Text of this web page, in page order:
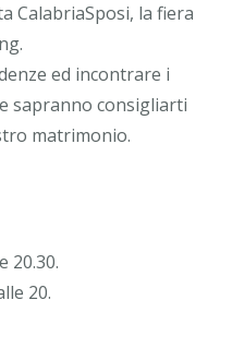
CalabriaSposi, la fiera
ed incontrare i
sapranno consigliarti
matrimonio.
20.30.
20.